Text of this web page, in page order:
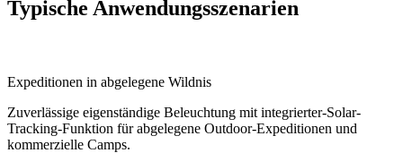
Typische Anwendungsszenarien
Expeditionen in abgelegene Wildnis
Zuverlässige eigenständige Beleuchtung mit integrierter-Solar-
Tracking-Funktion für abgelegene Outdoor-Expeditionen und
kommerzielle Camps.